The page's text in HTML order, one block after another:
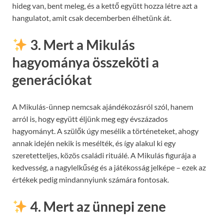
hideg van, bent meleg, és a kettő együtt hozza létre azt a
hangulatot, amit csak decemberben élhetünk át.
3. Mert a Mikulás
hagyománya összeköti a
generációkat
A Mikulás-ünnep nemcsak ajándékozásról szól, hanem
arról is, hogy együtt éljünk meg egy évszázados
hagyományt. A szülők úgy mesélik a történeteket, ahogy
annak idején nekik is mesélték, és így alakul ki egy
szeretetteljes, közös családi rituálé. A Mikulás figurája a
kedvesség, a nagylelkűség és a játékosság jelképe – ezek az
értékek pedig mindannyiunk számára fontosak.
4. Mert az ünnepi zene